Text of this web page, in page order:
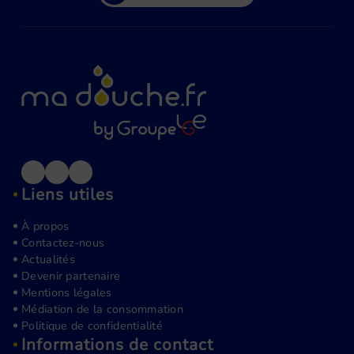
même coin buanderie intégré. Nous
transformons ces espaces en véritables
pièces de vie dédiées au bien-être.
Liens utiles
À propos
Contactez-nous
Actualités
Devenir partenaire
Mentions légales
Médiation de la consommation
Politique de confidentialité
Informations de contact